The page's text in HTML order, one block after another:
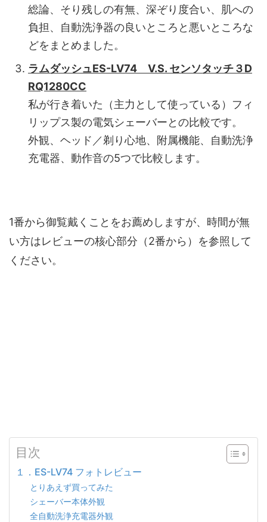
総論、そり残しの有無、深ぞり度合い、肌への
負担、自動洗浄器の良いところと悪いところな
どをまとめました。
ラムダッシュES-LV74 V.S. センソタッチ３D
RQ1280CC
私が行き着いた（主力として使っている）フィ
リップス製の電気シェーバーとの比較です。
外観、ヘッド／剃り心地、附属機能、自動洗浄
充電器、動作音の5つで比較します。
1番から御覧戴くことをお薦めしますが、時間が無
い方はレビューの核心部分（2番から）を参照して
ください。
目次
１．ES-LV74 フォトレビュー
とりあえず買ってみた
シェーバー本体外観
全自動洗浄充電器外観